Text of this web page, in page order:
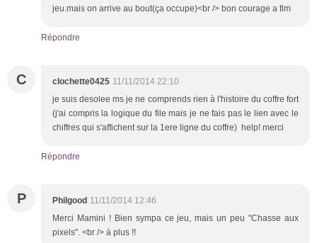
jeu.mais on arrive au bout(ça occupe)<br /> bon courage a tlm
Répondre
C clochette0425 11/11/2014 22:10
je suis desolee ms je ne comprends rien à l'histoire du coffre fort
(j'ai compris la logique du file mais je ne fais pas le lien avec le
chiffres qui s'affichent sur la 1ere ligne du coffre) help! merci
Répondre
P Philgood 11/11/2014 12:46
Merci Mamini ! Bien sympa ce jeu, mais un peu "Chasse aux
pixels". <br /> à plus !!